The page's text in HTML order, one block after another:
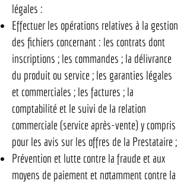
légales :
Effectuer les opérations relatives à la gestion
des fichiers concernant : les contrats dont
inscriptions ; les commandes ; la délivrance
du produit ou service ; les garanties légales
et commerciales ; les factures ; la
comptabilité et le suivi de la relation
commerciale (service après-vente) y compris
pour les avis sur les offres de la Prestataire ;
Prévention et lutte contre la fraude et aux
moyens de paiement et notamment contre la